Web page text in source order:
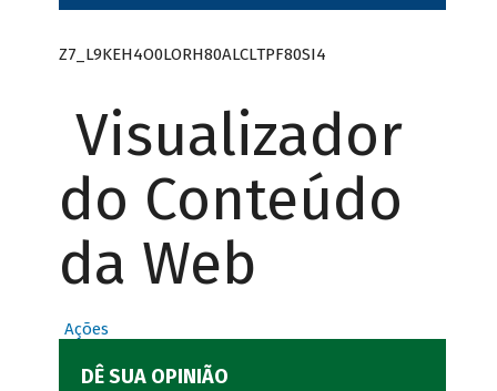
Z7_L9KEH4O0LORH80ALCLTPF80SI4
Visualizador
do Conteúdo
da Web
Ações
DÊ SUA OPINIÃO